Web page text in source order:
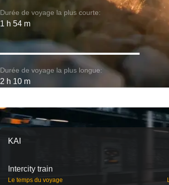
Durée de voyage la plus courte:
1 h 54 m
Durée de voyage la plus longue:
2 h 10 m
KAI
Intercity train
Le temps du voyage